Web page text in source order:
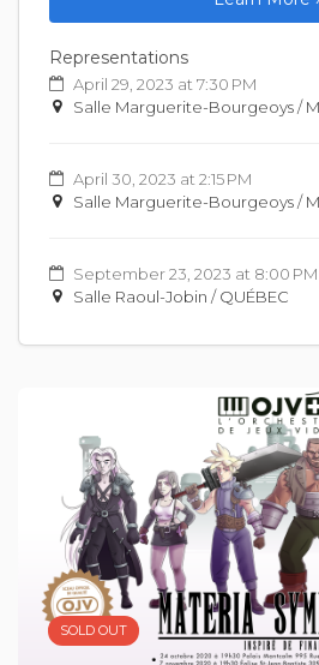
Representations
April 29, 2023 at 7:30 PM
Salle Marguerite-Bourgeoys /
April 30, 2023 at 2:15 PM
Salle Marguerite-Bourgeoys /
September 23, 2023 at 8:00 PM
Salle Raoul-Jobin / QUÉBEC
SOLD OUT